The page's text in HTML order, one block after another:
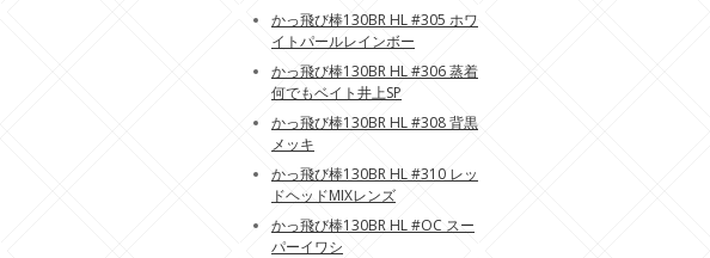
かっ飛び棒130BR HL #305 ホワ
イトパールレインボー
かっ飛び棒130BR HL #306 蒸着
何でもベイト井上SP
かっ飛び棒130BR HL #308 背黒
メッキ
かっ飛び棒130BR HL #310 レッ
ドヘッドMIXレンズ
かっ飛び棒130BR HL #OC スー
パーイワシ